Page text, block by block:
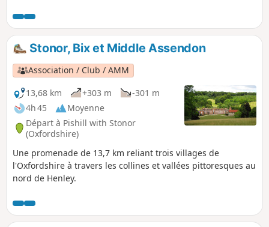
Stonor, Bix et Middle Assendon
Association / Club / AMM
13,68 km
+303 m
-301 m
4h 45
Moyenne
Départ à Pishill with Stonor
(Oxfordshire)
Une promenade de 13,7 km reliant trois villages de
l'Oxfordshire à travers les collines et vallées pittoresques au
nord de Henley.